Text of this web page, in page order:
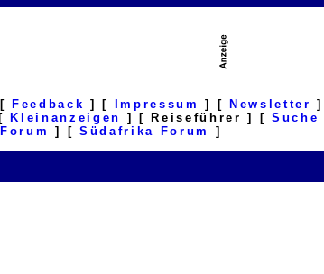
Feedback ] [ Impressum ] [ Newsletter ]
Kleinanzeigen ] [ Reiseführer ] [Suche
] [ Südafrika Forum ]